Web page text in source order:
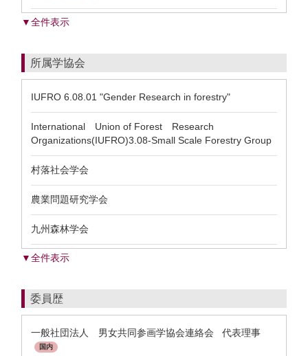
▼全件表示
所属学協会
IUFRO 6.08.01 "Gender Research in forestry"
International Union of Forest Research
Organizations(IUFRO)3.08-Small Scale Forestry Group
村落社会学会
農業問題研究学会
九州森林学会
▼全件表示
委員歴
一般社団法人 男女共同参画学協会連絡会 代表理事
国内